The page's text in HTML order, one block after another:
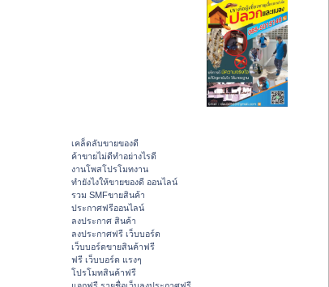
เคล็ดลับขายของดี
ค้าขายไม่ดีทำอย่างไรดี
งานโพสโปรโมทงาน
ทํายังไงให้ขายของดี ออนไลน์
รวม SMFขายสินค้า
ประกาศฟรีออนไลน์
ลงประกาศ สินค้า
ลงประกาศฟรี เว็บบอร์ด
เว็บบอร์ดขายสินค้าฟรี
ฟรี เว็บบอร์ด แรงๆ
โปรโมทสินค้าฟรี